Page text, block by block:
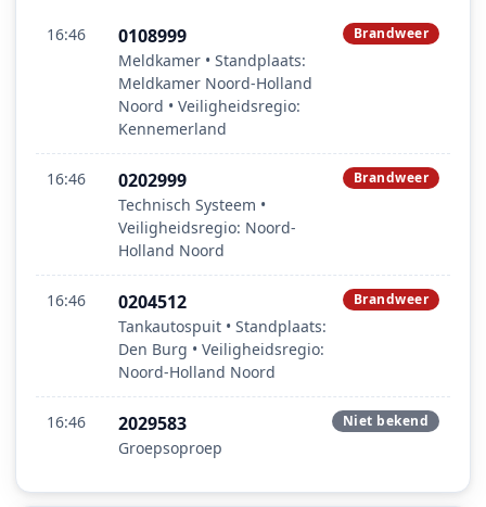
16:46 0108999
Meldkamer • Standplaats:
Meldkamer Noord-Holland
Noord • Veiligheidsregio:
Kennemerland
Brandweer
16:46 0202999
Technisch Systeem •
Veiligheidsregio: Noord-
Holland Noord
Brandweer
16:46 0204512
Tankautospuit • Standplaats:
Den Burg • Veiligheidsregio:
Noord-Holland Noord
Brandweer
16:46 2029583
Groepsoproep
Niet bekend